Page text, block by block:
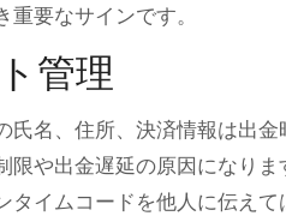
要なサインです。
管理
氏名、住所、決済情報は出
限や出金遅延の原因になり
イムコードを他人に伝えて